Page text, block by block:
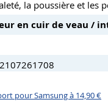
la poussière et les
en cuir de veau /
pour Samsung à 14,90 €